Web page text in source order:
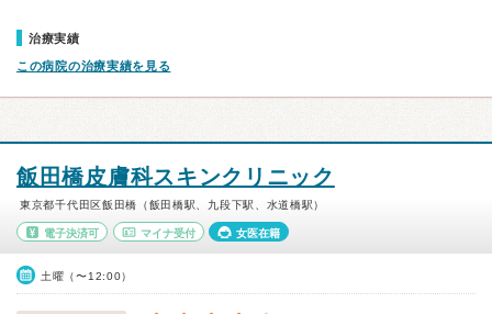
治療実績
この病院の治療実績を見る
飯田橋皮膚科スキンクリニック
東京都千代田区飯田橋（飯田橋駅、九段下駅、水道橋駅）
電子決済可 マイナ受付 女医在籍
土曜（〜12:00）